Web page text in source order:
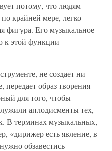
потому, что людям
крайней мере, легко
фигура. Его музыкальное
этой функции
не создает ни
передает образ творения
для того, чтобы
аплодисменты тех,
В терминах музыкальных,
«дирижер есть явление, в
обзавестись